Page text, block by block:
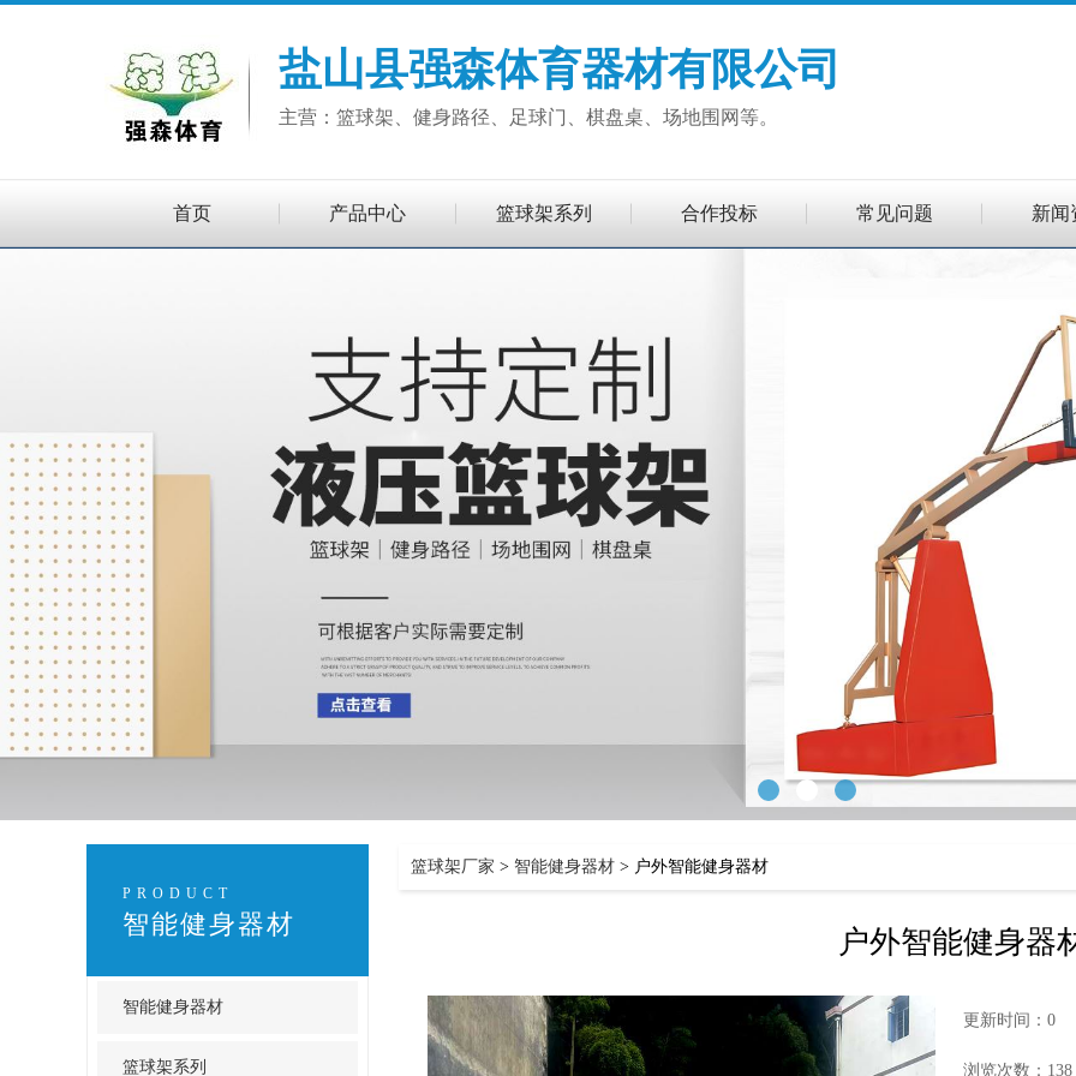
盐山县强森体育器材有限公司
主营：篮球架、健身路径、足球门、棋盘桌、场地围网等。
首页 产品中心 篮球架系列 合作投标 常见问题 新闻
PRODUCT
智能健身器材
智能健身器材
篮球架系列
篮球架厂家 > 智能健身器材 > 户外智能健身器材
户外智能健身器
更新时间：0
浏览次数：138